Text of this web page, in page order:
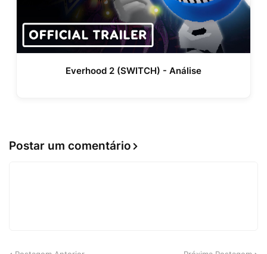
Everhood 2 (SWITCH) - Análise
Postar um comentário